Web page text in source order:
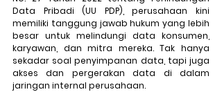
Data Pribadi (UU PDP), perusahaan kini
memiliki tanggung jawab hukum yang lebih
besar untuk melindungi data konsumen,
karyawan, dan mitra mereka. Tak hanya
sekadar soal penyimpanan data, tapi juga
akses dan pergerakan data di dalam
jaringan internal perusahaan.